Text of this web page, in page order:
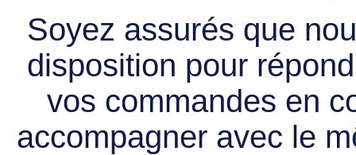
Soyez assurés que
disposition pour
vos commandes en
accompagner avec le